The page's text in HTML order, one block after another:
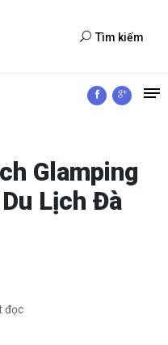
Tìm kiếm
Glamping
Lịch Đà
đọc